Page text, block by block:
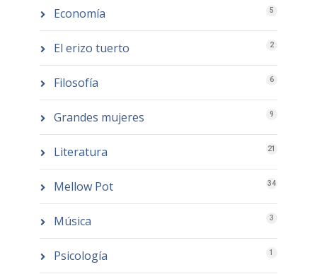
Economía 5
El erizo tuerto 2
Filosofía 6
Grandes mujeres 9
Literatura 21
Mellow Pot 34
Música 3
Psicología 1